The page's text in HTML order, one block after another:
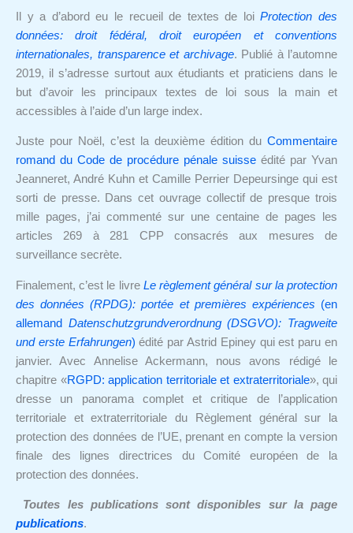
Il y a d’abord eu le recueil de textes de loiProtection des
données: droit fédéral, droit européen et conventions
internationales, transparence et archivage. Publié à l’automne
2019, il s’adresse surtout aux étudiants et praticiens dans le
but d’avoir les principaux textes de loi sous la main et
accessibles à l’aide d’un large index.
Juste pour Noël, c’est la deuxième édition du Commentaire
romand du Code de procédure pénale suisse édité par Yvan
Jeanneret, André Kuhn et Camille Perrier Depeursinge qui est
sorti de presse. Dans cet ouvrage collectif de presque trois
mille pages, j’ai commenté sur une centaine de pages les
articles 269 à 281 CPP consacrés aux mesures de
surveillance secrète.
Finalement, c’est le livre Le règlement général sur la protection
des données (RPDG): portée et premières expériences (en
allemand Datenschutzgrundverordnung (DSGVO): Tragweite
und erste Erfahrungen) édité par Astrid Epiney qui est paru en
janvier. Avec Annelise Ackermann, nous avons rédigé le
chapitre «RGPD: application territoriale et extraterritoriale», qui
dresse un panorama complet et critique de l’application
territoriale et extraterritoriale du
Règlement général sur la
protection des données de l’UE, prenant en compte la version
finale des lignes directrices du Comité européen de la
protection des données.
Toutes les publications sont disponibles sur la page
publications.